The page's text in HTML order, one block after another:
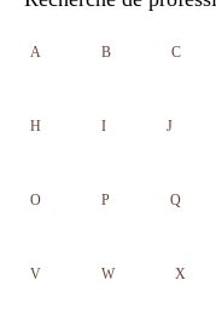
A B C
H I J
O P Q
V W X